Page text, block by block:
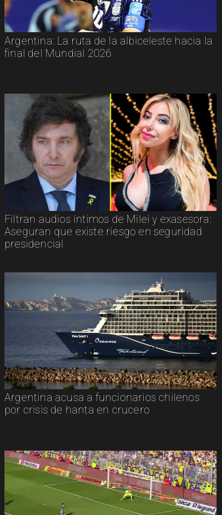
Argentina: La ruta de la albiceleste hacia la
final del Mundial 2026
Filtran audios íntimos de Milei y exasesora:
Aseguran que existe riesgo en seguridad
presidencial
Argentina acusa a funcionarios chilenos
por crisis de hanta en crucero